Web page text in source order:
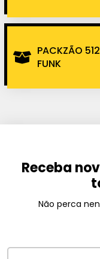
PACKZÃO
FUNK
Receba
Não perca